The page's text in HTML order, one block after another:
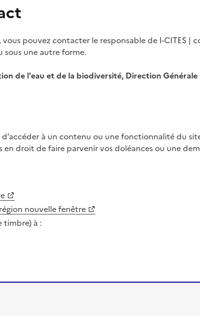
vous pouvez contacter le responsable de I-CITES
une autre forme.
de l'eau et de la biodiversité, Direction
à un contenu ou une fonctionnalité du
droit de faire parvenir vos doléances ou une
nouvelle fenêtre
timbre) à :